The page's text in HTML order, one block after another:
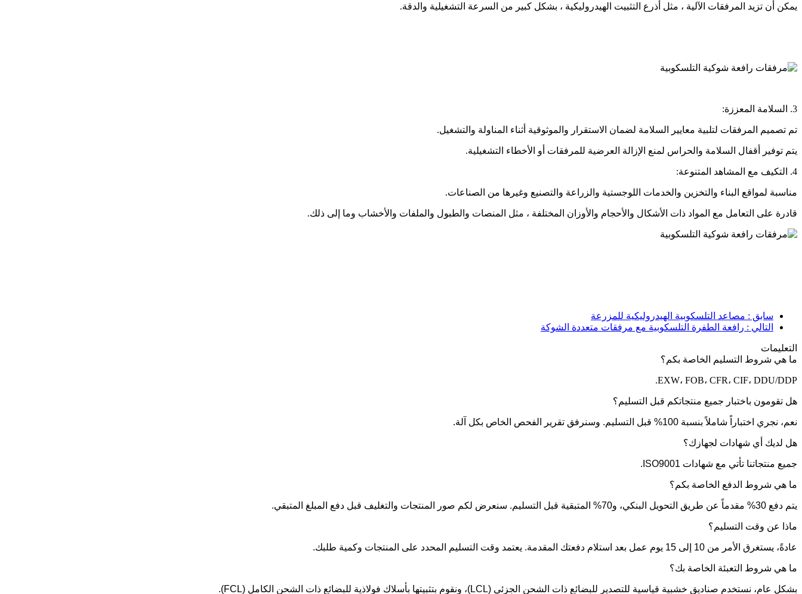
يمكن أن تزيد المرفقات الآلية ، مثل أذرع التثبيت الهيدروليكية ، بشكل كبير من السرعة التشغيلية والدقة.
3. السلامة المعززة:
تم تصميم المرفقات لتلبية معايير السلامة لضمان الاستقرار والموثوقية أثناء المناولة والتشغيل.
يتم توفير أقفال السلامة والحراس لمنع الإزالة العرضية للمرفقات أو الأخطاء التشغيلية.
4. التكيف مع المشاهد المتنوعة:
مناسبة لمواقع البناء والتخزين والخدمات اللوجستية والزراعة والتصنيع وغيرها من الصناعات.
قادرة على التعامل مع المواد ذات الأشكال والأحجام والأوزان المختلفة ، مثل المنصات والطبول والملفات والأخشاب وما إلى ذلك.
سابق : مصاعد التلسكوبية الهيدروليكية للمزرعة
التالي : رافعة الطفرة التلسكوبية مع مرفقات متعددة الشوكة
التعليمات
ما هي شروط التسليم الخاصة بكم؟
EXW، FOB، CFR، CIF، DDU/DDP.
هل تقومون باختبار جميع منتجاتكم قبل التسليم؟
نعم، نجري اختباراً شاملاً بنسبة 100% قبل التسليم. وسنرفق تقرير الفحص الخاص بكل آلة.
هل لديك أي شهادات لجهازك؟
جميع منتجاتنا تأتي مع شهادات ISO9001.
ما هي شروط الدفع الخاصة بكم؟
يتم دفع 30% مقدماً عن طريق التحويل البنكي، و70% المتبقية قبل التسليم. سنعرض لكم صور المنتجات والتغليف قبل دفع المبلغ المتبقي.
ماذا عن وقت التسليم؟
عادةً، يستغرق الأمر من 10 إلى 15 يوم عمل بعد استلام دفعتك المقدمة. يعتمد وقت التسليم المحدد على المنتجات وكمية طلبك.
ما هي شروط التعبئة الخاصة بك؟
بشكل عام، نستخدم صناديق خشبية قياسية للتصدير للبضائع ذات الشحن الجزئي (LCL)، ونقوم بتثبيتها بأسلاك فولاذية للبضائع ذات الشحن الكامل (FCL).